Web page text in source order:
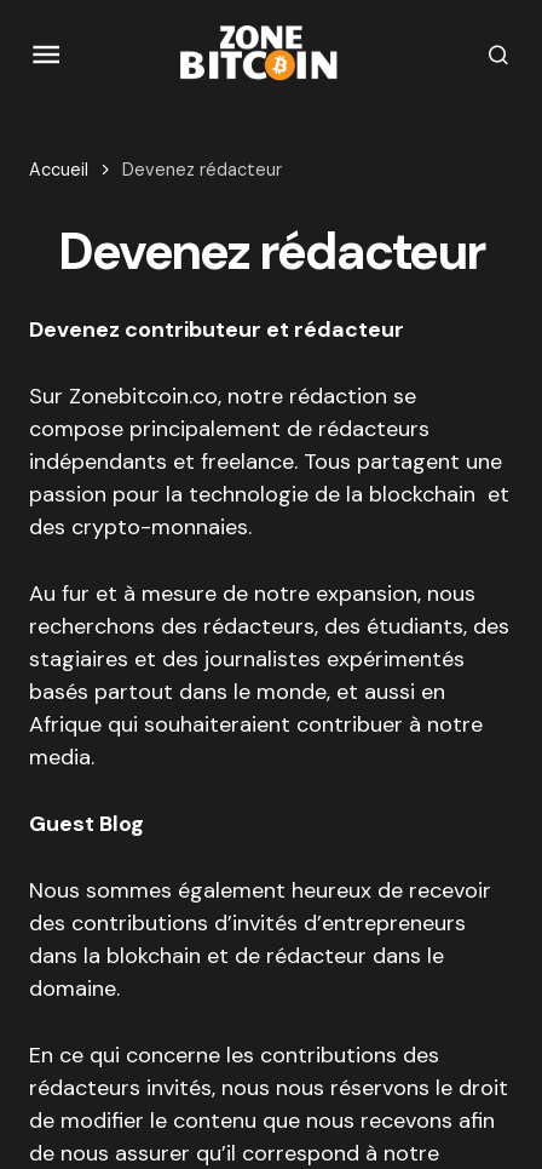
Accueil Devenez rédacteur
Devenez rédacteur
Devenez contributeur et rédacteur
Sur Zonebitcoin.co, notre rédaction se
compose principalement de rédacteurs
indépendants et freelance. Tous partagent une
passion pour la technologie de la blockchain et
des crypto-monnaies.
Au fur et à mesure de notre expansion, nous
recherchons des rédacteurs, des étudiants, des
stagiaires et des journalistes expérimentés
basés partout dans le monde, et aussi en
Afrique qui souhaiteraient contribuer à notre
media.
Guest Blog
Nous sommes également heureux de recevoir
des contributions d’invités d’entrepreneurs
dans la blokchain et de rédacteur dans le
domaine.
En ce qui concerne les contributions des
rédacteurs invités, nous nous réservons le droit
de modifier le contenu que nous recevons afin
de nous assurer qu’il correspond à notre